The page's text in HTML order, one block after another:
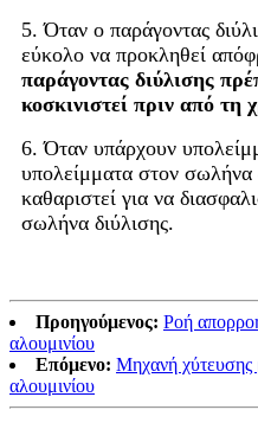
5. Όταν ο παράγοντας
εύκολο να προκληθεί
παράγοντας διύλισης
κοσκινιστεί πριν από τη
6. Όταν υπάρχουν
υπολείμματα στον σωλήνα
καθαριστεί για να
σωλήνα διύλισης.
Προηγούμενος: Ροή
αλουμινίου
Επόμενο: Μηχανή χύτευσης
αλουμινίου